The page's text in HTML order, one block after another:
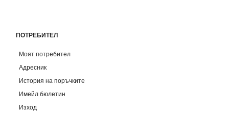
ПОТРЕБИТЕЛ
Моят потребител
Адресник
История на поръчките
Имейл бюлетин
Изход